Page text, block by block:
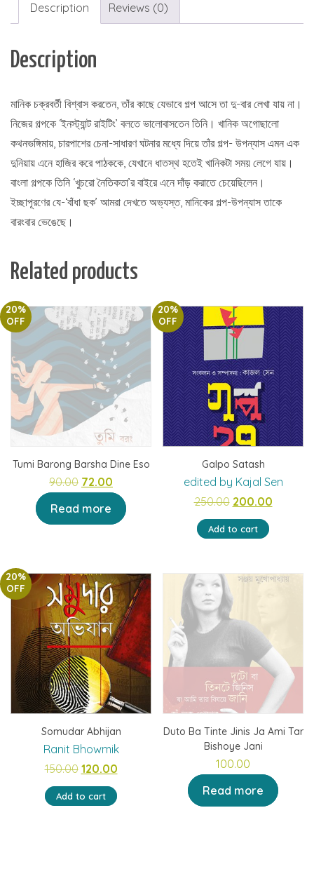
Description Reviews (0)
Description
মানিক চক্রবর্তী বিশ্বাস করতেন, তাঁর কাছে যেভাবে গল্প আসে তা দু-বার লেখা যায় না।
নিজের গল্পকে ‘ইনস্ট্যান্ট রাইটিং’ বলতে ভালোবাসতেন তিনি। খানিক অগোছালো
কথনভঙ্গিমায়, চারপাশের চেনা-সাধারণ ঘটনার মধ্যে দিয়ে তাঁর গল্প- উপন্যাস এমন এক
দুনিয়ায় এনে হাজির করে পাঠককে, যেখানে ধাতস্থ হতেই খানিকটা সময় লেগে যায়।
বাংলা গল্পকে তিনি ‘খুচরো নৈতিকতা’র বাইরে এনে দাঁড় করাতে চেয়েছিলেন।
ইচ্ছাপূরণের যে-‘বাঁধা ছক’ আমরা দেখতে অভ্যস্ত, মানিকের গল্প-উপন্যাস তাকে
বারংবার ভেঙেছে।
Related products
20%
OFF
Tumi Barong Barsha Dine Eso
90.00 Original
72.00
price
is:
Read more
20%
OFF
Galpo Satash
edited by Kajal Sen
250.00 Original
price
was:
200.00Current
Add to cart
20%
OFF
Somudar Abhijan
Ranit Bhowmik
150.00 Original
price
was:
120.00Current
Add to cart
Duto Ba Tinte Jinis Ja Ami Tar
Bishoye Jani
100.00
Read more